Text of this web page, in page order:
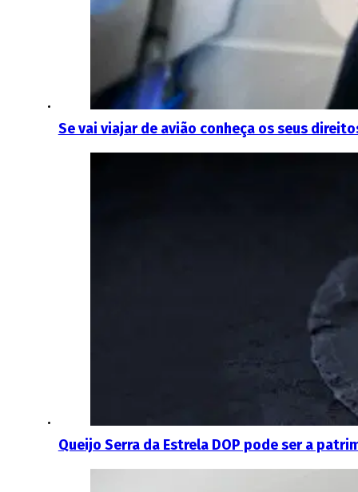
Se vai viajar de avião conheça os seus
Queijo Serra da Estrela DOP pode ser a